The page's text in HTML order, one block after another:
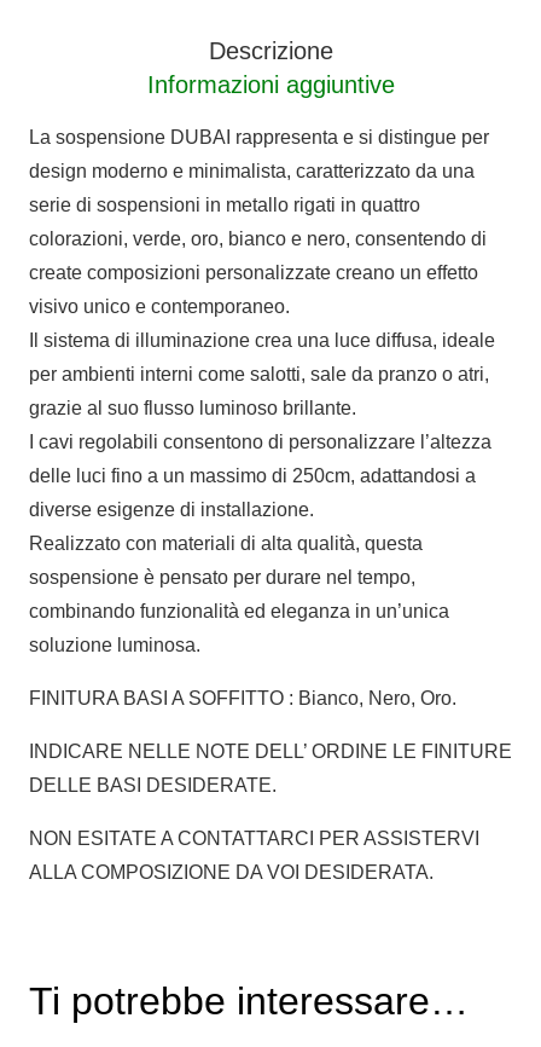
Descrizione
Informazioni aggiuntive
La sospensione DUBAI rappresenta e si distingue per
design moderno e minimalista, caratterizzato da una
serie di sospensioni in metallo rigati in quattro
colorazioni, verde, oro, bianco e nero, consentendo di
create composizioni personalizzate creano un effetto
visivo unico e contemporaneo.
Il sistema di illuminazione crea una luce diffusa, ideale
per ambienti interni come salotti, sale da pranzo o atri,
grazie al suo flusso luminoso brillante.
I cavi regolabili consentono di personalizzare l’altezza
delle luci fino a un massimo di 250cm, adattandosi a
diverse esigenze di installazione.
Realizzato con materiali di alta qualità, questa
sospensione è pensato per durare nel tempo,
combinando funzionalità ed eleganza in un’unica
soluzione luminosa.
FINITURA BASI A SOFFITTO : Bianco, Nero, Oro.
INDICARE NELLE NOTE DELL’ ORDINE LE FINITURE
DELLE BASI DESIDERATE.
NON ESITATE A CONTATTARCI PER ASSISTERVI
ALLA COMPOSIZIONE DA VOI DESIDERATA.
Ti potrebbe interessare…